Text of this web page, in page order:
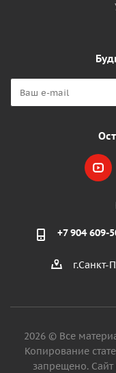
+7 904 609-
г.Санкт-
2026 © Все
Копирование
запрещено.